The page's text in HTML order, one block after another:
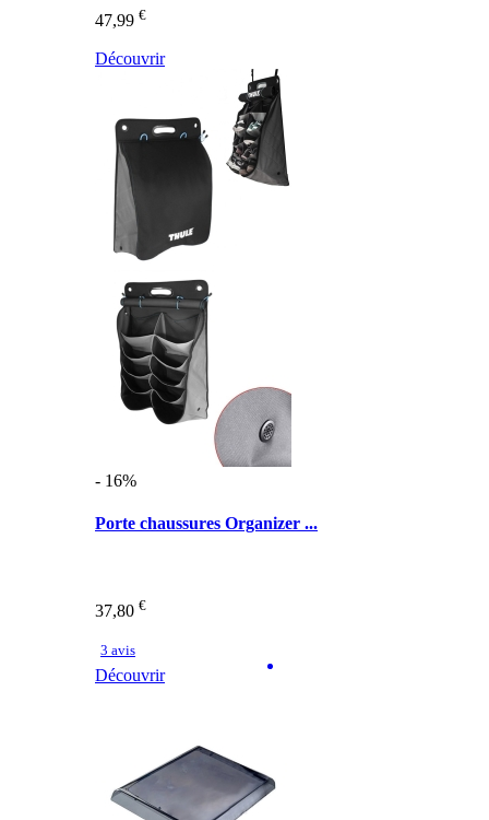
47,99 €
Découvrir
- 16%
Porte chaussures Organizer ...
37,80 €
3 avis
Découvrir